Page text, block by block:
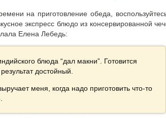
на приготовление обеда,
экспресс блюдо из консервированной
Елена Лебедь:
блюда “дал макни”. Готовится
достойный.
меня, когда надо приготовить что-то